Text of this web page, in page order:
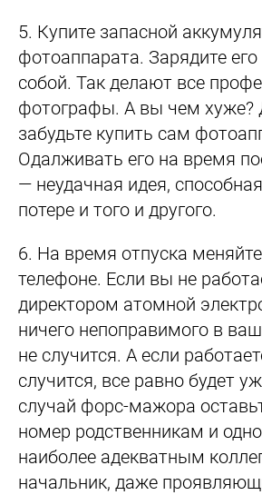
5. Купите запасной
фотоаппарата. Зарядите его
собой. Так делают все
фотографы. А вы чем хуже?
забудьте купить сам
Одалживать его на время
— неудачная идея,
потере и того и другого.
6. На время отпуска
телефоне. Если вы не
директором атомной
ничего непоправимого в
не случится. А если
случится, все равно будет
случай форс-мажора
номер родственникам и
наиболее адекватным
начальник, даже